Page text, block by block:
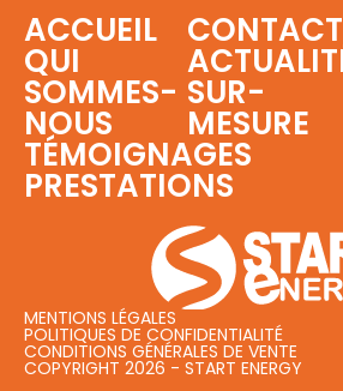
MENTIONS LÉGALES
POLITIQUES DE CONFIDENTIALITÉ
CONDITIONS GÉNÉRALES DE VENTE
COPYRIGHT 2026 - START ENERGY
ACCUEIL
QUI
SOMMES-
NOUS
TÉMOIGNAGES
PRESTATIONS
CONTACT
SUR-
MESURE